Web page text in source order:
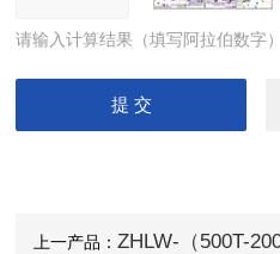
请输入计算结果（填写阿拉伯数字
上一产品： ZHLW-（500T-